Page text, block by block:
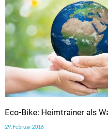
Eco-Bike: Heimtrainer als
29. Februar 2016